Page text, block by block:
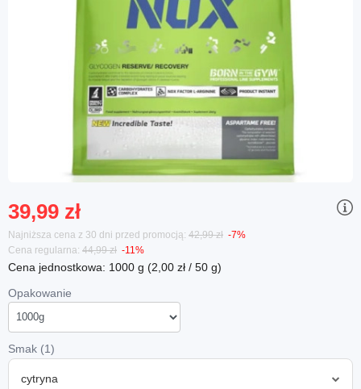
39,99 zł
Najniższa cena z 30 dni przed promocją: 42,99 zł -7%
Cena regularna: 44,99 zł -11%
Cena jednostkowa: 1000 g (2,00 zł / 50 g)
Opakowanie
Smak (1)
cytryna